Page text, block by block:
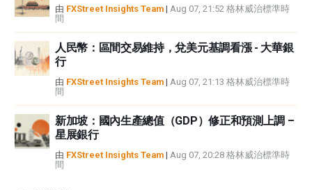
由 FXStreet Insights Team | Aug 07, 21:52 格林威治標準時
間
人民幣：區間交易維持，兌美元基調看漲 - 大華銀
行
由 FXStreet Insights Team | Aug 07, 21:13 格林威治標準時
間
新加坡：國內生產總值（GDP）修正和預測上調 –
星展銀行
由 FXStreet Insights Team | Aug 07, 20:28 格林威治標準時
間